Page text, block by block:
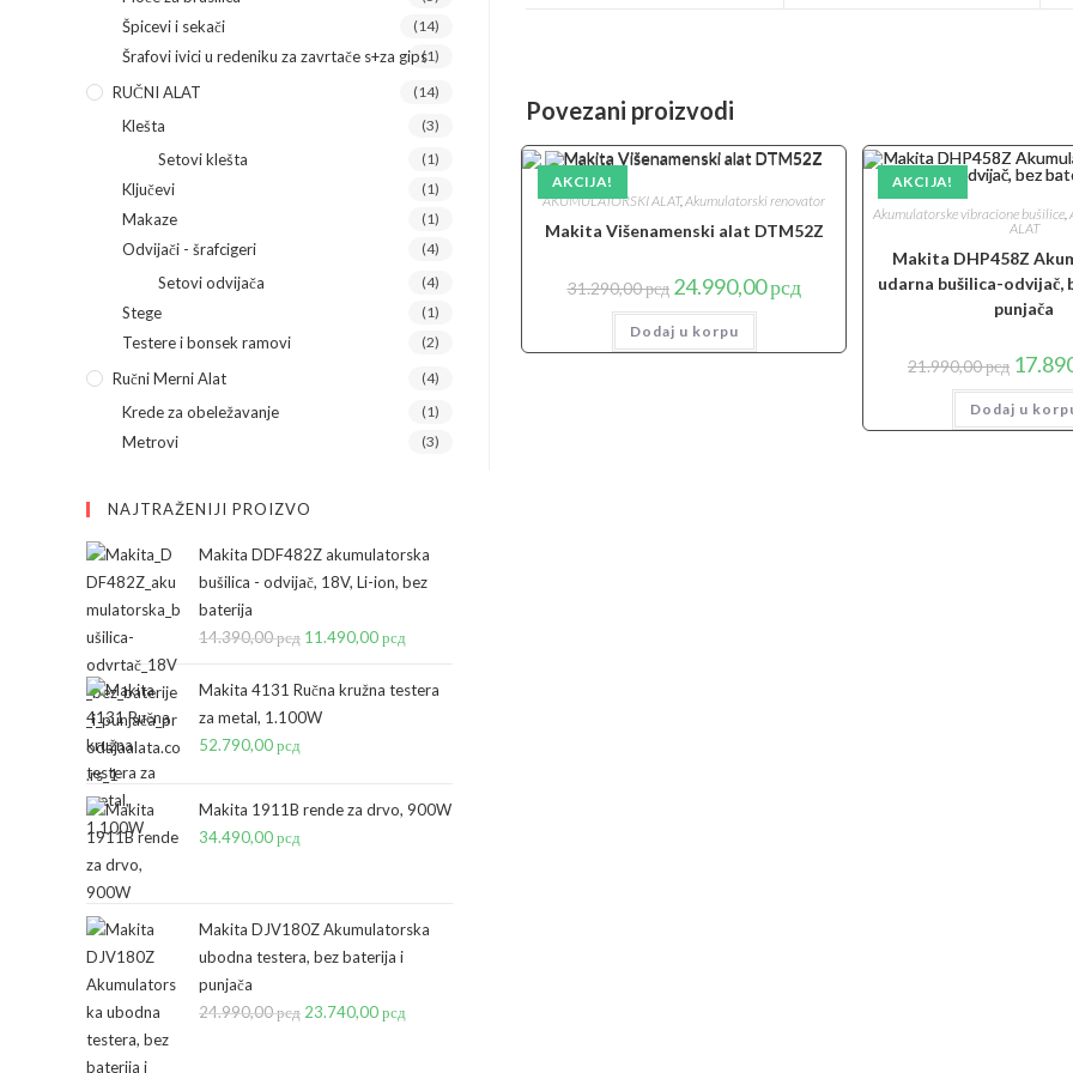
Povezani proizvodi
AKCIJA!
AKUMULATORSKI ALAT,Akumulatorski renovator
Makita Višenamenski alat DTM52Z
31.290,00рсд Originalna
cena
je
bila:
31.290,00 рсд.
24.990,00рсдTrenutna
cena
Dodaj u korpu
AKCIJA!
Akumulatorske vibracione bušilice,
ALAT
Makita DHP458Z
udarna bušilica-odvijač,
punjača
21.990,00рсд
cena
je
bila:
Dodaj u
Špicevi i sekači (14)
Šrafovi ivici u redeniku za zavrtače s+za gips(1)
RUČNI ALAT (14)
Klešta (3)
Setovi klešta (1)
Ključevi (1)
Makaze (1)
Odvijači - šrafcigeri (4)
Setovi odvijača (4)
Stege (1)
Testere i bonsek ramovi (2)
Ručni Merni Alat (4)
Krede za obeležavanje (1)
Metrovi (3)
NAJTRAŽENIJI PROIZVO
Makita DDF482Z akumulatorska
bušilica - odvijač, 18V, Li-ion, bez
baterija
14.390,00рсд Originalna
je
bila:
11.490,00рсд
je:
Makita 4131 Ručna kružna testera
za metal, 1.100W
52.790,00рсд
Makita 1911B rende za drvo, 900W
34.490,00рсд
Makita DJV180Z Akumulatorska
ubodna testera, bez baterija i
punjača
24.990,00рсд Originalna
23.740,00рсд